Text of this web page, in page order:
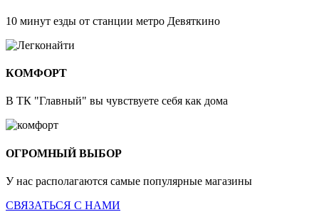
10 минут езды от станции метро Девяткино
КОМФОРТ
В ТК "Главный" вы чувствуете себя как дома
ОГРОМНЫЙ ВЫБОР
У нас располагаются самые популярные магазины
СВЯЗАТЬСЯ С НАМИ